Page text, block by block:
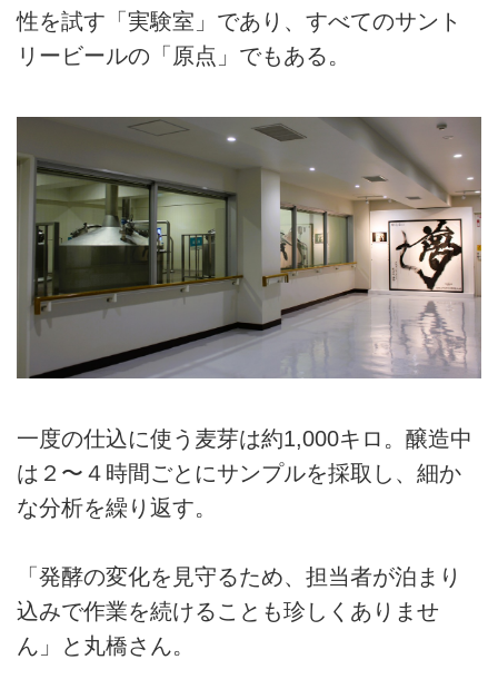
性を試す「実験室」であり、すべてのサント
リービールの「原点」でもある。
一度の仕込に使う麦芽は約1,000キロ。醸造中
は２〜４時間ごとにサンプルを採取し、細か
な分析を繰り返す。
「発酵の変化を見守るため、担当者が泊まり
込みで作業を続けることも珍しくありませ
ん」と丸橋さん。